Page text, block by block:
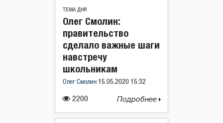
ТЕМА ДНЯ
2200
Олег Смолин:
правительство
сделало важные шаги
навстречу
школьникам
Олег Смолин 15.05.2020 15:32
Подробнее